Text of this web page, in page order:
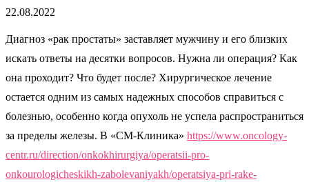
22.08.2022
Диагноз «рак простаты» заставляет мужчину и его близких
искать ответы на десятки вопросов. Нужна ли операция? Как
она проходит? Что будет после? Хирургическое лечение
остается одним из самых надежных способов справиться с
болезнью, особенно когда опухоль не успела распространиться
за пределы железы. В «СМ-Клиника» https://www.oncology-
centr.ru/direction/onkokhirurgiya/operatsii-pro-
onkourologicheskikh-zabolevaniyakh/operatsiya-pri-rake-